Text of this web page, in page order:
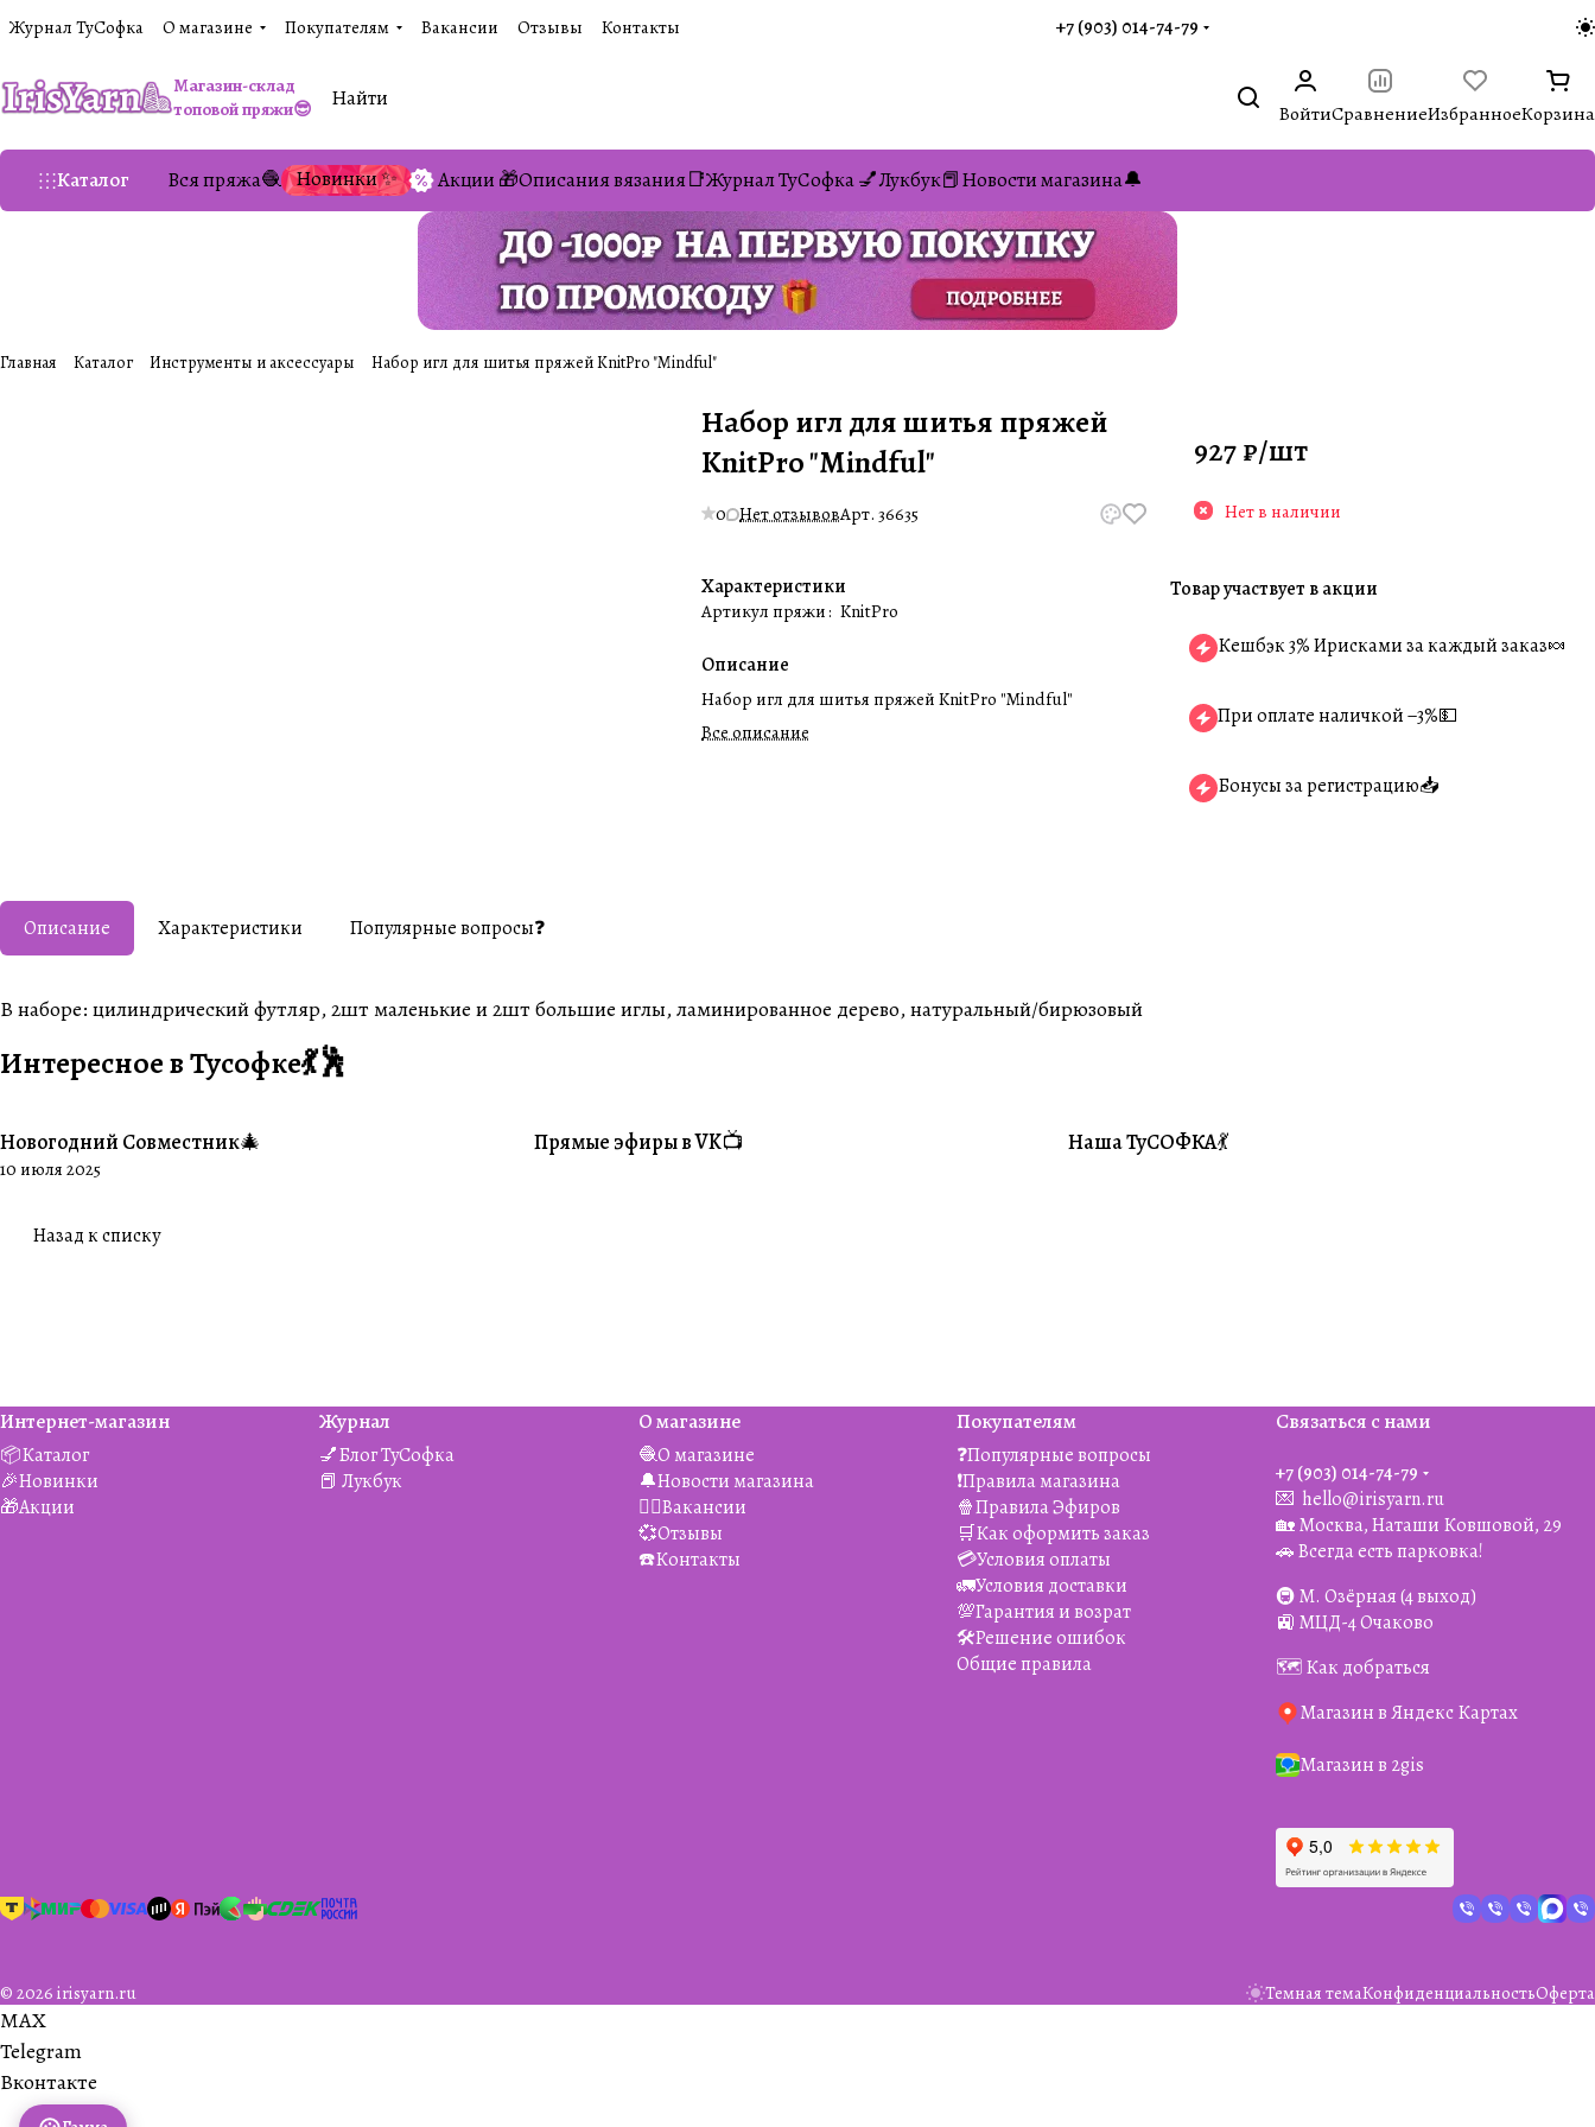
Журнал ТуСофка О магазине Покупателям Вакансии Отзывы Контакты +7 (903) 014-74-79‬
Магазин-склад
топовой пряжи😎
ВойтиСравнениеИзбранноеКорзина
Каталог Вся пряжа🧶 Новинки ✨ Акции 🎁Описания вязания📑Журнал ТуСофка 💅Лукбук📕Новости магазина🔔
Главная Каталог Инструменты и аксессуары Набор игл для шитья пряжей KnitPro "Mindful"
Набор игл для шитья пряжей
KnitPro "Mindful"
0 Нет отзывовАрт.36635
Характеристики
Артикул пряжи: KnitPro
Описание
Набор игл для шитья пряжей KnitPro "Mindful"
Все описание
927 ₽/шт
Нет в наличии
Товар участвует в акции
Кешбэк 3% Ирисками за каждый заказ🍬
При оплате наличкой −3%💵
Бонусы за регистрацию📥
Описание Характеристики Популярные вопросы❓
В наборе: цилиндрический футляр, 2шт маленькие и 2шт большие иглы, ламинированное дерево, натуральный/бирюзовый
Интересное в Тусофке💃🕺
#Совместники
Новогодний Совместник🎄
10 июля 2025
#Житуха
Прямые эфиры в VK📺 #Совместники
Наша ТуСОФКА💃
Назад к списку
Интернет-магазин
📦Каталог
🎉Новинки
🎁Акции
Журнал
💅Блог ТуСофка
📕 Лукбук
О магазине
🧶О магазине
🔔Новости магазина
👯‍♀️Вакансии
💞Отзывы
☎️Контакты
Покупателям
❓Популярные вопросы
❗️Правила магазина
🍿Правила Эфиров
🛒Как оформить заказ
💳Условия оплаты
🚛Условия доставки
💯Гарантия и возрат
🛠️Решение ошибок
Общие правила
Связаться с нами
+7 (903) 014-74-79‬
💌 hello@irisyarn.ru
🏡 Москва, Наташи Ковшовой, 29
🚗 Всегда есть парковка!
🚇 М. Озёрная (4 выход)
🚉 МЦД-4 Очаково
🗺️ Как добраться
Магазин в Яндекс Картах
Магазин в 2gis
© 2026 irisyarn.ru Темная темаКонфиденциальностьОферта
MAX
Telegram
Вконтакте